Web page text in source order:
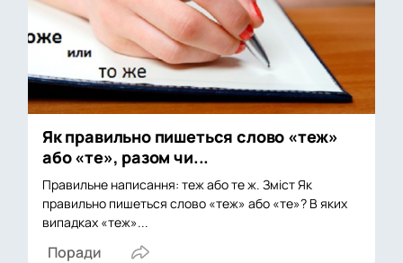
Як правильно пишеться слово «теж»
або «те», разом чи...
Правильне написання: теж або те ж. Зміст Як
правильно пишеться слово «теж» або «те»? В яких
випадках «теж»...
Поради